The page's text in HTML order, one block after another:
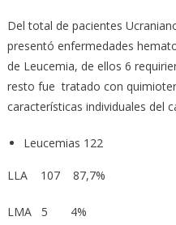
Del total de pacientes
presentó enfermedades
de Leucemia, de ellos 6
resto fue tratado con
características individuales del
Leucemias 122
LLA 107 87,7%
LMA 5 4%